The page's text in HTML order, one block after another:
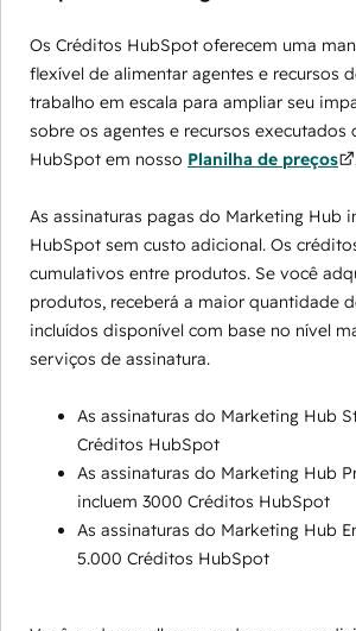
Os Créditos HubSpot oferecem uma
flexível de alimentar agentes e recursos
trabalho em escala para ampliar seu
sobre os agentes e recursos executados
HubSpot em nosso Planilha de preços
As assinaturas pagas do Marketing Hub
HubSpot sem custo adicional. Os
cumulativos entre produtos. Se você
produtos, receberá a maior quantidade
incluídos disponível com base no nível
serviços de assinatura.
As assinaturas do Marketing Hub
Créditos HubSpot
As assinaturas do Marketing Hub
incluem 3000 Créditos HubSpot
As assinaturas do Marketing Hub
5.000 Créditos HubSpot